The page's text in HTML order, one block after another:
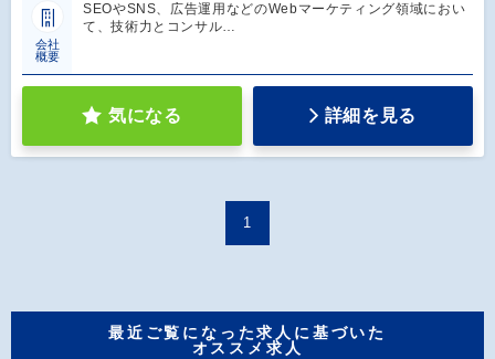
会社
概要
SEOやSNS、広告運用などのWebマーケティング領域におい
て、技術力とコンサル…
気になる 詳細を見る
1
最近ご覧になった求人に基づいた
オススメ求人